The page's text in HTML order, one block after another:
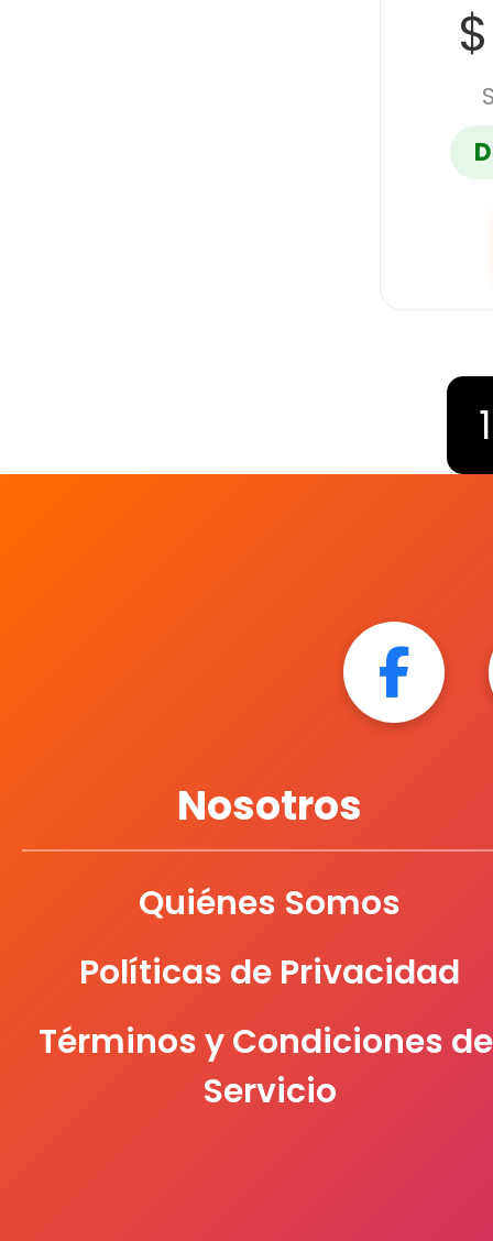
1
Nosotros
Quiénes Somos
Políticas de Privacidad
Términos y Condiciones
Servicio